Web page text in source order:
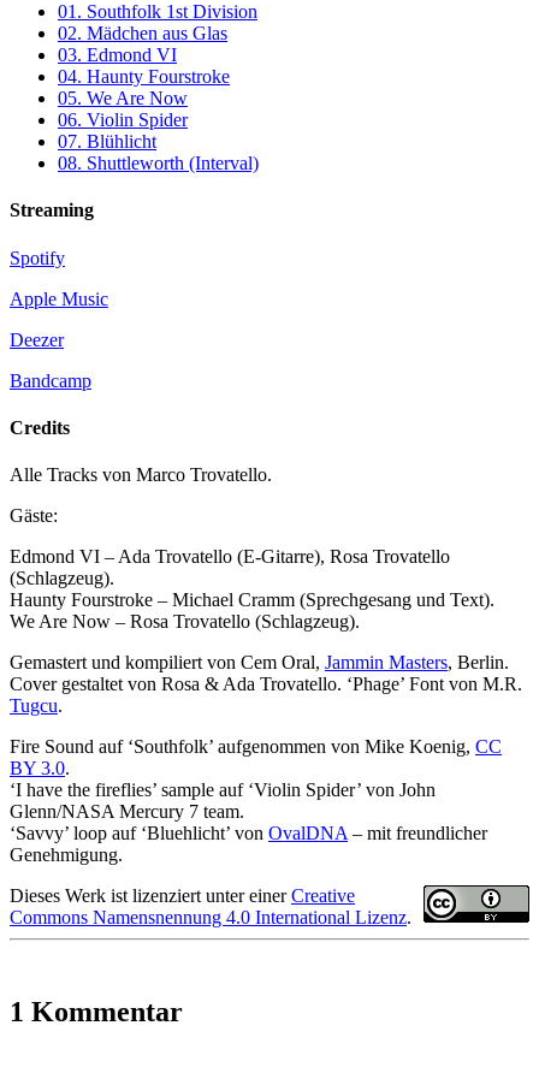
01. Southfolk 1st Division
02. Mädchen aus Glas
03. Edmond VI
04. Haunty Fourstroke
05. We Are Now
06. Violin Spider
07. Blühlicht
08. Shuttleworth (Interval)
Streaming
Spotify
Apple Music
Deezer
Bandcamp
Credits
Alle Tracks von Marco Trovatello.
Gäste:
Edmond VI – Ada Trovatello (E-Gitarre), Rosa Trovatello
(Schlagzeug).
Haunty Fourstroke – Michael Cramm (Sprechgesang und Text).
We Are Now – Rosa Trovatello (Schlagzeug).
Gemastert und kompiliert von Cem Oral, Jammin Masters, Berlin.
Cover gestaltet von Rosa & Ada Trovatello. ‘Phage’ Font von M.R.
Tugcu.
Fire Sound auf ‘Southfolk’ aufgenommen von Mike Koenig, CC
BY 3.0.
‘I have the fireflies’ sample auf ‘Violin Spider’ von John
Glenn/NASA Mercury 7 team.
‘Savvy’ loop auf ‘Bluehlicht’ von OvalDNA – mit freundlicher
Genehmigung.
Dieses Werk ist lizenziert unter einerCreative
Commons Namensnennung 4.0 International Lizenz.
1 Kommentar